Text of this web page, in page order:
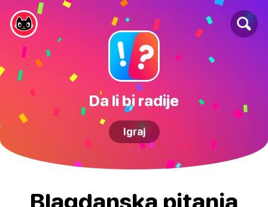
Da li bi radije
Igraj
Blagdanska pitanja